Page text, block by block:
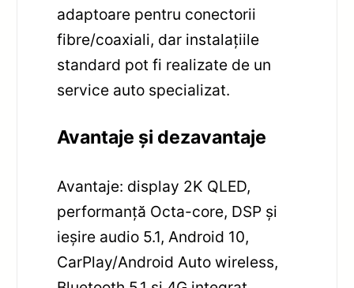
adaptoare pentru conectorii
fibre/coaxiali, dar instalațiile
standard pot fi realizate de un
service auto specializat.
Avantaje și dezavantaje
Avantaje: display 2K QLED,
performanță Octa-core, DSP și
ieșire audio 5.1, Android 10,
CarPlay/Android Auto wireless,